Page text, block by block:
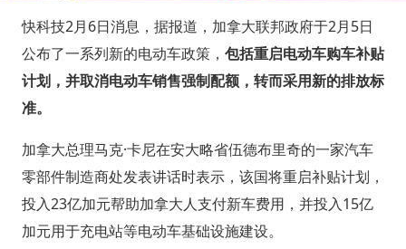
快科技2月6日消息，据报道，加拿大联邦政府于2月5日
公布了一系列新的电动车政策， 包括重启电动车购车补贴
计划，并取消电动车销售强制配额，转而采用新的排放标
准。
加拿大总理马克·卡尼在安大略省伍德布里奇的一家汽车
零部件制造商处发表讲话时表示，该国将重启补贴计划，
投入23亿加元帮助加拿大人支付新车费用，并投入15亿
加元用于充电站等电动车基础设施建设。